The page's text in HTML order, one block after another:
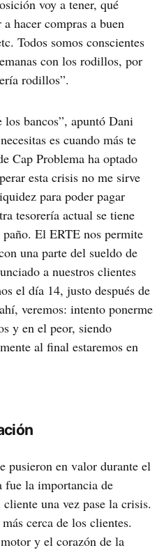
voy a tener, qué
hacer compras a buen
Todos somos conscientes
con los rodillos, por
rodillos”.
bancos”, apuntó Dani
es cuando más te
Cap Problema ha optado
esta crisis no me sirve
para poder pagar
tesorería actual se tiene
El ERTE nos permite
una parte del sueldo de
a nuestros clientes
el día 14, justo después de
veremos: intento ponerme
y en el peor, siendo
al final estaremos en
pusieron en valor durante el
fue la importancia de
una vez pase la crisis.
cerca de los clientes.
y el corazón de la